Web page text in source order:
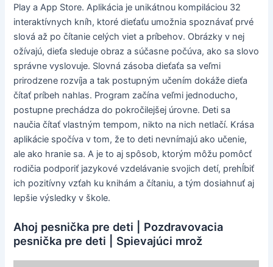
Play a App Store. Aplikácia je unikátnou kompiláciou 32
interaktívnych kníh, ktoré dieťaťu umožnia spoznávať prvé
slová až po čítanie celých viet a príbehov. Obrázky v nej
ožívajú, dieťa sleduje obraz a súčasne počúva, ako sa slovo
správne vyslovuje. Slovná zásoba dieťaťa sa veľmi
prirodzene rozvíja a tak postupným učením dokáže dieťa
čítať príbeh nahlas. Program začína veľmi jednoducho,
postupne prechádza do pokročilejšej úrovne. Deti sa
naučia čítať vlastným tempom, nikto na nich netlačí. Krása
aplikácie spočíva v tom, že to deti nevnímajú ako učenie,
ale ako hranie sa. A je to aj spôsob, ktorým môžu pomôcť
rodičia podporiť jazykové vzdelávanie svojich detí, prehĺbiť
ich pozitívny vzťah ku knihám a čítaniu, a tým dosiahnuť aj
lepšie výsledky v škole.
Ahoj pesnička pre deti | Pozdravovacia
pesnička pre deti | Spievajúci mrož